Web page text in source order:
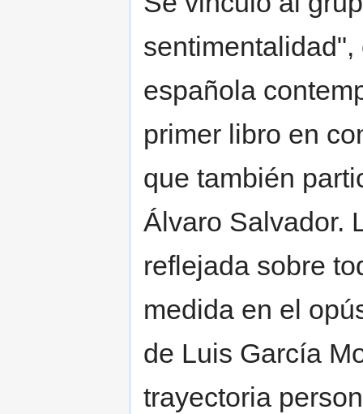
española
primer libro en
que también
Álvaro Salvador.
reflejada sobre
medida en el
de Luis García
trayectoria